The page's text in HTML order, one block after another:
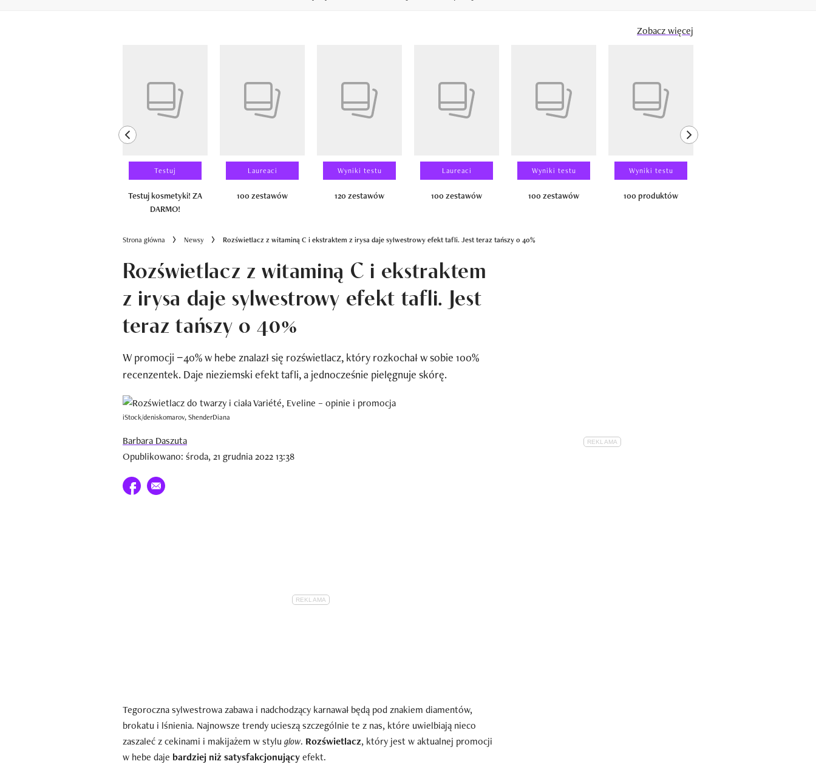
Zobacz więcej
previous element
Testuj
Testuj kosmetyki! ZA
DARMO!
Laureaci
100 zestawów
Wyniki testu
120 zestawów
Laureaci
100 zestawów
Wyniki testu
100 zestawów
Wyniki testu
100 produktów
next element
Strona główna Newsy Rozświetlacz z witaminą C i ekstraktem z irysa daje sylwestrowy efekt tafli. Jest teraz tańszy o 40%
Rozświetlacz z witaminą C i ekstraktem
z irysa daje sylwestrowy efekt tafli. Jest
teraz tańszy o 40%
W promocji −40% w hebe znalazł się rozświetlacz, który rozkochał w sobie 100%
recenzentek. Daje nieziemski efekt tafli, a jednocześnie pielęgnuje skórę.
iStock/deniskomarov, ShenderDiana
Barbara Daszuta
Opublikowano: środa, 21 grudnia 2022 13:38
Udostępnij na facebook
E-mail do przyjaciela
Tegoroczna sylwestrowa zabawa i nadchodzący karnawał będą pod znakiem diamentów,
brokatu i lśnienia. Najnowsze trendy ucieszą szczególnie te z nas, które uwielbiają nieco
zaszaleć z cekinami i makijażem w stylu glow. Rozświetlacz, który jest w aktualnej promocji
w hebe daje bardziej niż satysfakcjonującyefekt.